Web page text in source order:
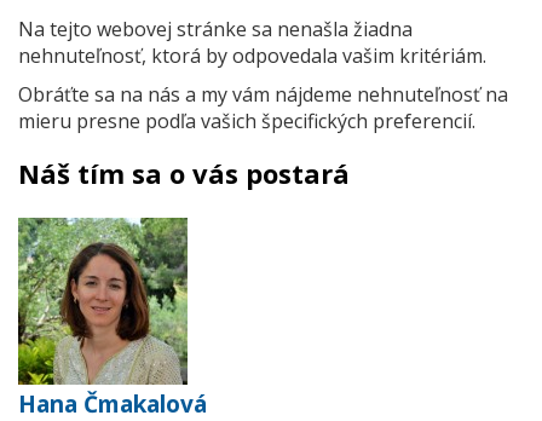
Na tejto webovej stránke sa nenašla žiadna
nehnuteľnosť, ktorá by odpovedala vašim kritériám.
Obráťte sa na nás a my vám nájdeme nehnuteľnosť na
mieru presne podľa vašich špecifických preferencií.
Náš tím sa o vás postará
Hana Čmakalová